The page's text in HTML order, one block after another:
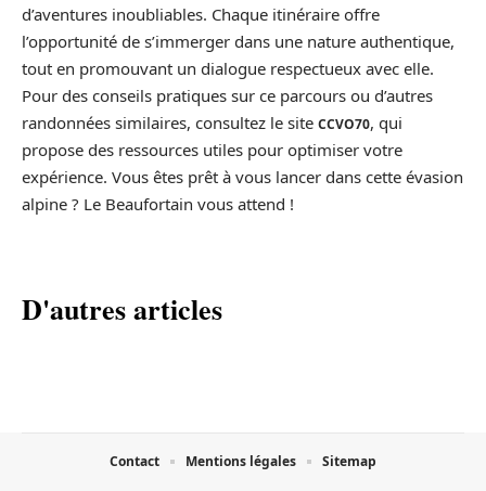
d’aventures inoubliables. Chaque itinéraire offre
l’opportunité de s’immerger dans une nature authentique,
tout en promouvant un dialogue respectueux avec elle.
Pour des conseils pratiques sur ce parcours ou d’autres
randonnées similaires, consultez le site CCVO70, qui
propose des ressources utiles pour optimiser votre
expérience. Vous êtes prêt à vous lancer dans cette évasion
alpine ? Le Beaufortain vous attend !
D'autres articles
Contact Mentions légales Sitemap